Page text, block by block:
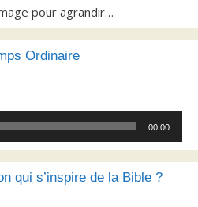
pour agrandir…
Ordinaire
00:00
qui s’inspire de la Bible ?